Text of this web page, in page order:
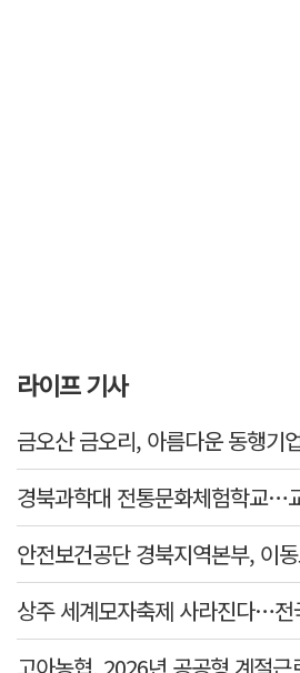
라이프 기사
금오산 금오리, 아름다운 동행기